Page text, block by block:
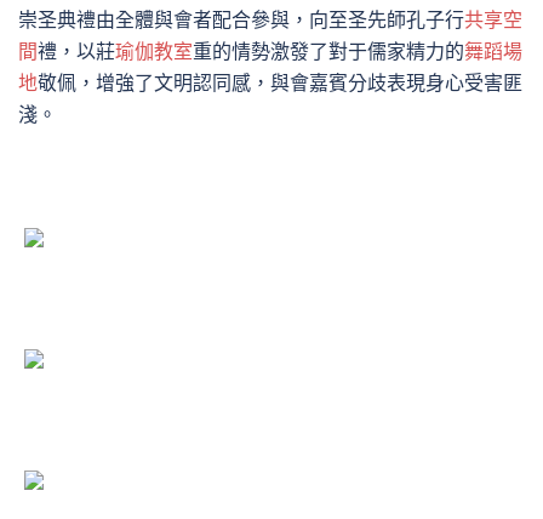
崇圣典禮由全體與會者配合參與，向至圣先師孔子行共享空
間禮，以莊瑜伽教室重的情勢激發了對于儒家精力的舞蹈場
地敬佩，增強了文明認同感，與會嘉賓分歧表現身心受害匪
淺。